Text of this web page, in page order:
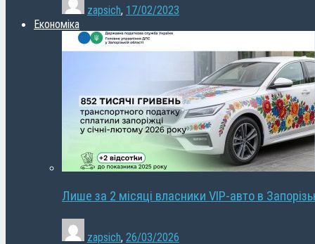
zapsich, 17/02/2023
Економіка
Лише за 2 місяці власники VIP-авто в
zapsich, 26/03/2026